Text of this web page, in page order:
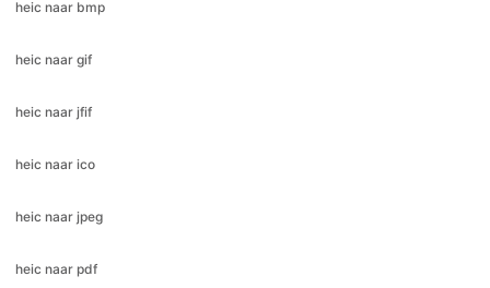
heic naar jfif
heic naar ico
heic naar jpeg
heic naar pdf
heic naar jpg
heic naar png